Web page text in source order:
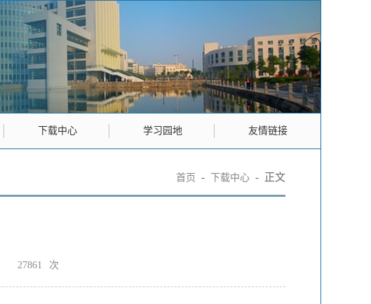
下载中心 学习园地 友情链接
首页 - 下载中心 - 正文
27861 次